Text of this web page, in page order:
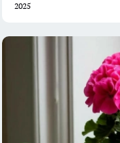
2025